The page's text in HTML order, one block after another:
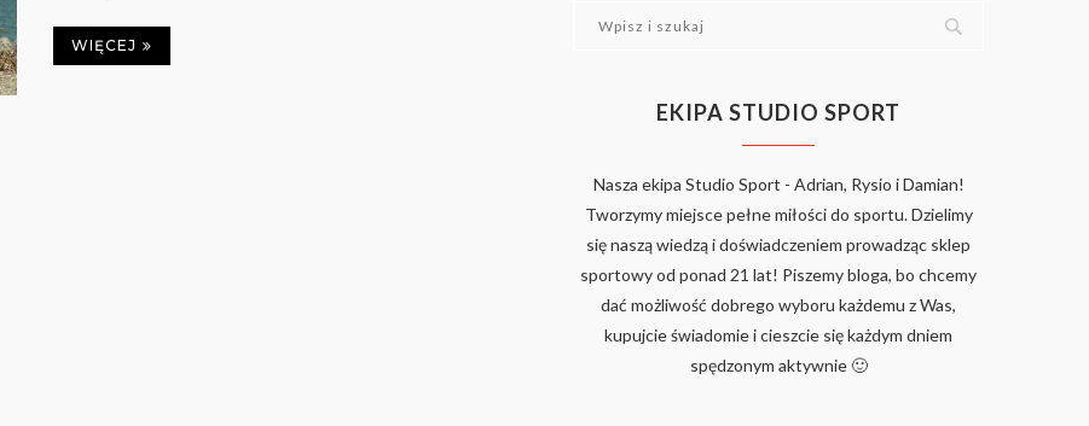
WIĘCEJ
EKIPA STUDIO SPORT
Nasza ekipa Studio Sport - Adrian, Rysio i Damian!
Tworzymy miejsce pełne miłości do sportu. Dzielimy
się naszą wiedzą i doświadczeniem prowadząc sklep
sportowy od ponad 21 lat! Piszemy bloga, bo chcemy
dać możliwość dobrego wyboru każdemu z Was,
kupujcie świadomie i cieszcie się każdym dniem
spędzonym aktywnie 🙂